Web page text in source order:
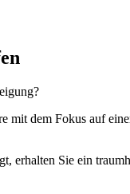
dem Fokus auf
erhalten Sie ein